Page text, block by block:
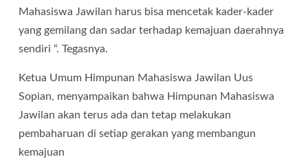
Mahasiswa Jawilan harus bisa mencetak kader-kader
yang gemilang dan sadar terhadap kemajuan daerahnya
sendiri “. Tegasnya.
Ketua Umum Himpunan Mahasiswa Jawilan Uus
Sopian, menyampaikan bahwa Himpunan Mahasiswa
Jawilan akan terus ada dan tetap melakukan
pembaharuan di setiap gerakan yang membangun
kemajuan